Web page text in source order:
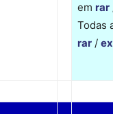
em rar
Todas
rar /